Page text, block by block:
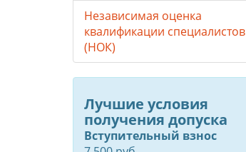
Независимая оценка
квалификации специалистов
(НОК)
Лучшие условия
получения допуска
Вступительный взнос